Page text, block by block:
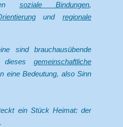
soziale Bindungen,
undregionale
sind brauchausübende
dieses gemeinschaftliche
eine Bedeutung, also Sinn
ein Stück Heimat: der